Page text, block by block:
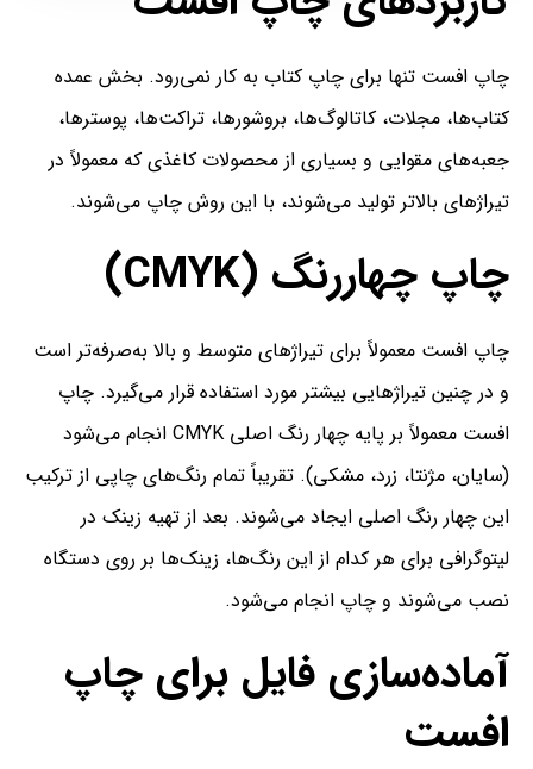
چاپ افست تنها برای چاپ کتاب به کار نمی‌رود. بخش عمده
کتاب‌ها، مجلات، کاتالوگ‌ها، بروشورها، تراکت‌ها، پوسترها،
جعبه‌های مقوایی و بسیاری از محصولات کاغذی که معمولاً در
تیراژهای بالاتر تولید می‌شوند، با این روش چاپ می‌شوند.
چاپ چهاررنگ (CMYK)
چاپ افست معمولاً برای تیراژهای متوسط و بالا به‌صرفه‌تر است
و در چنین تیراژهایی بیشتر مورد استفاده قرار می‌گیرد. چاپ
افست معمولاً بر پایه چهار رنگ اصلی CMYK انجام می‌شود
(سایان، مژنتا، زرد، مشکی). تقریباً تمام رنگ‌های چاپی از ترکیب
این چهار رنگ اصلی ایجاد می‌شوند. بعد از تهیه زینک در
لیتوگرافی برای هر کدام از این رنگ‌ها، زینک‌ها بر روی دستگاه
نصب می‌شوند و چاپ انجام می‌شود.
آماده‌سازی فایل برای چاپ
افست